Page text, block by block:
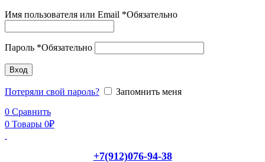
Имя пользователя или Email *Обязательно
Пароль *Обязательно
Вход
Потеряли свой пароль?
Запомнить меня
0 Сравнить
0 Товары 0₽
+7(912)076-94-38